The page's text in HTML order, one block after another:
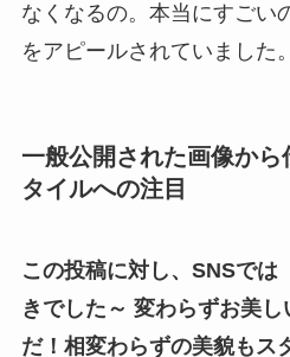
なくなるの。本当にすごい
をアピールされていました。
一般公開された画像か
タイルへの注目
この投稿に対し、SNSでは
きでした～ 変わらずお美
だ！相変わらずの美貌もス